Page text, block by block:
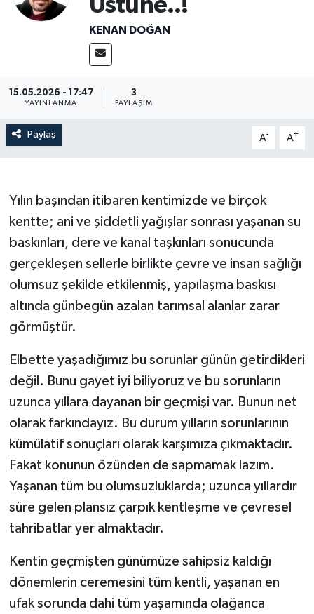
Üstüne..!
KENAN DOĞAN
15.05.2026 - 17:47
YAYINLANMA
3
PAYLAŞIM
Paylaş A- A+
Yılın başından itibaren kentimizde ve birçok
kentte; ani ve şiddetli yağışlar sonrası yaşanan su
baskınları, dere ve kanal taşkınları sonucunda
gerçekleşen sellerle birlikte çevre ve insan sağlığı
olumsuz şekilde etkilenmiş, yapılaşma baskısı
altında günbegün azalan tarımsal alanlar zarar
görmüştür.
Elbette yaşadığımız bu sorunlar günün getirdikleri
değil. Bunu gayet iyi biliyoruz ve bu sorunların
uzunca yıllara dayanan bir geçmişi var. Bunun net
olarak farkındayız. Bu durum yılların sorunlarının
kümülatif sonuçları olarak karşımıza çıkmaktadır.
Fakat konunun özünden de sapmamak lazım.
Yaşanan tüm bu olumsuzluklarda; uzunca yıllardır
süre gelen plansız çarpık kentleşme ve çevresel
tahribatlar yer almaktadır.
Kentin geçmişten günümüze sahipsiz kaldığı
dönemlerin ceremesini tüm kentli, yaşanan en
ufak sorunda dahi tüm yaşamında olağanca
Resmi İlanlar